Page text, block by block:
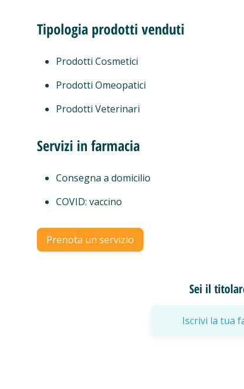
Tipologia prodotti venduti
Prodotti Cosmetici
Prodotti Omeopatici
Prodotti Veterinari
Servizi in farmacia
Consegna a domicilio
COVID: vaccino
Prenota un servizio
Sei il
Iscrivi la tua